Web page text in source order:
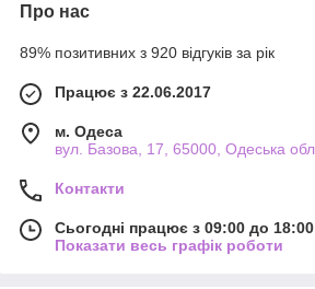
Про нас
89% позитивних з 920 відгуків за рік
Працює з 22.06.2017
м. Одеса
вул. Базова, 17, 65000, Одеська
Контакти
Сьогодні працює з 09:00 до 18:00
Показати весь графік роботи